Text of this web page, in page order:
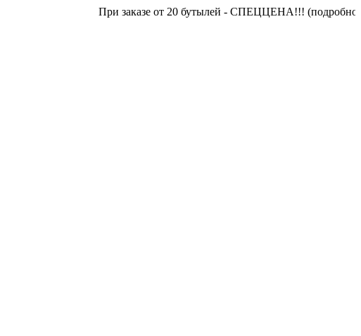
При заказе от 20 бутылей - СПЕЦЦЕНА!!! (подробности